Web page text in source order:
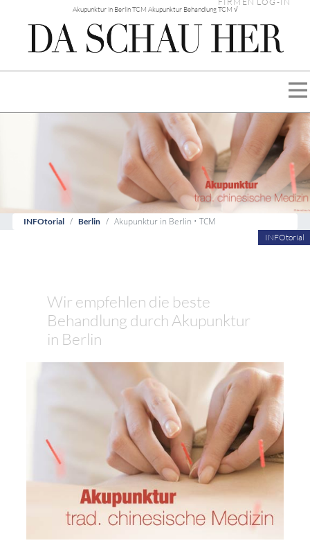
Akupunktur in Berlin TCM Akupunktur Behandlung TCM √
INFOtorial Berlin
Akupunktur in Berlin • TCM
INFOtorial
Wir empfehlen die beste
Behandlung durch Akupunktur
in Berlin